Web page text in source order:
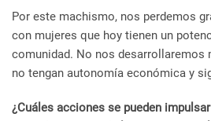
Por este machismo, nos perdemos
con mujeres que hoy tienen un
comunidad. No nos desarrollaremos
no tengan autonomía económica y
¿Cuáles acciones se pueden